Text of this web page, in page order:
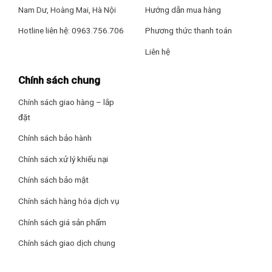
giữ thực phẩm tươi ngon hơn.
*Hình ảnh chỉ mang tính chất minh họa
Công nghệ tiết kiệm điện
– Tủ lạnh Casper trang bị
khả năng tiết kiệm điện năng hiệu quả, vận hành êm ái, duy
Nam Dư, Hoàng Mai, Hà Nội
Hotline liên hệ: 0963.756.706
Hướng dẫn mua hàng
Phương thức thanh toán
Liên hệ
Chính sách chung
Chính sách giao hàng – lắp
đặt
Chính sách bảo hành
Chính sách xử lý khiếu nại
Chính sách bảo mật
Chính sách hàng hóa dịch vụ
Chính sách giá sản phẩm
Chính sách giao dịch chung